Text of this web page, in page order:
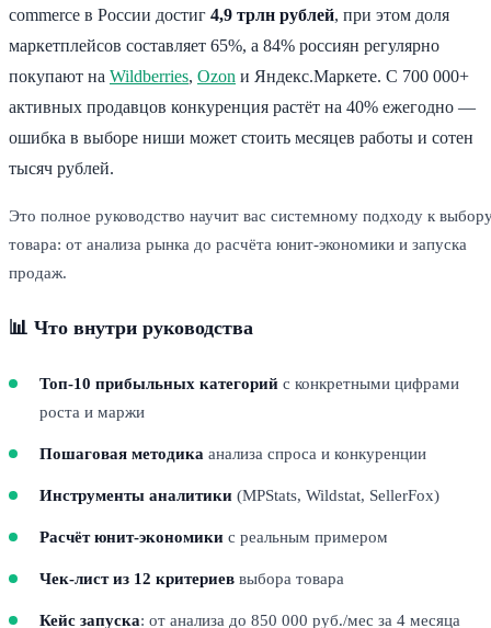
commerce в России достиг 4,9 трлн рублей, при этом доля
маркетплейсов составляет 65%, а 84% россиян регулярно
покупают на Wildberries, Ozon и Яндекс.Маркете. С 700 000+
активных продавцов конкуренция растёт на 40% ежегодно —
ошибка в выборе ниши может стоить месяцев работы и сотен
тысяч рублей.
Это полное руководство научит вас системному подходу к
товара: от анализа рынка до расчёта юнит-экономики и запуска
продаж.
📊 Что внутри руководства
Топ-10 прибыльных категорий с конкретными цифрами
роста и маржи
Пошаговая методика анализа спроса и конкуренции
Инструменты аналитики (MPStats, Wildstat, SellerFox)
Расчёт юнит-экономики с реальным примером
Чек-лист из 12 критериев выбора товара
Кейс запуска: от анализа до 850 000 руб./мес за 4 месяца